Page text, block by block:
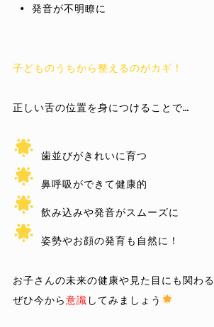
• 発音が不明瞭に
子どものうちから整えるのがカギ！
正しい舌の位置を身につけることで…
姿勢やお顔の発育も自然に！
お子さんの未来の健康や見た目にも関わる
ぜひ今から意識 してみましょう